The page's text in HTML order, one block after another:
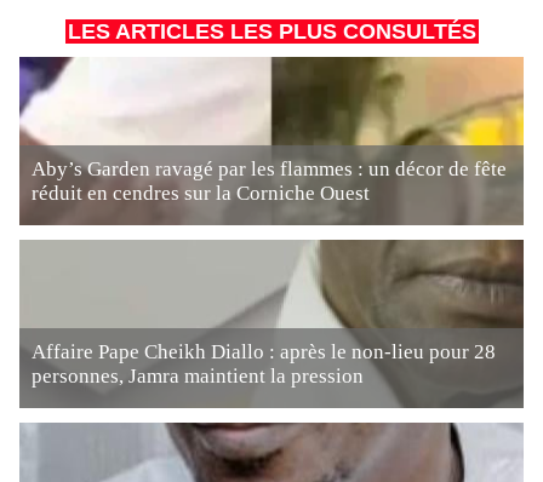
LES ARTICLES LES PLUS CONSULTÉS
Aby’s Garden ravagé par les flammes : un décor de fête
réduit en cendres sur la Corniche Ouest
Affaire Pape Cheikh Diallo : après le non-lieu pour 28
personnes, Jamra maintient la pression